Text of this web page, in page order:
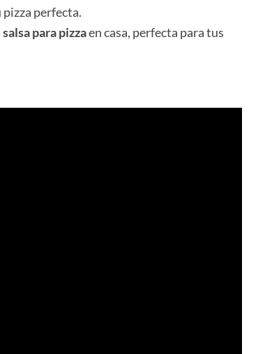
pizza perfecta.
salsa para pizzaen casa, perfecta para tus